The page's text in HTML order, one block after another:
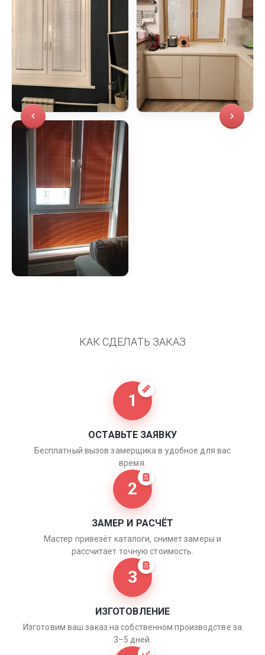
КАК СДЕЛАТЬ ЗАКАЗ
1
ОСТАВЬТЕ ЗАЯВКУ
Бесплатный вызов замерщика в удобное для вас
время.
2
ЗАМЕР И РАСЧЁТ
Мастер привезёт каталоги, снимет замеры и
рассчитает точную стоимость.
3
ИЗГОТОВЛЕНИЕ
Изготовим ваш заказ на собственном производстве за
3–5 дней.